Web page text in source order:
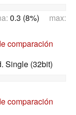
0.3 (8%) max:
comparación
Single (32bit)
comparación